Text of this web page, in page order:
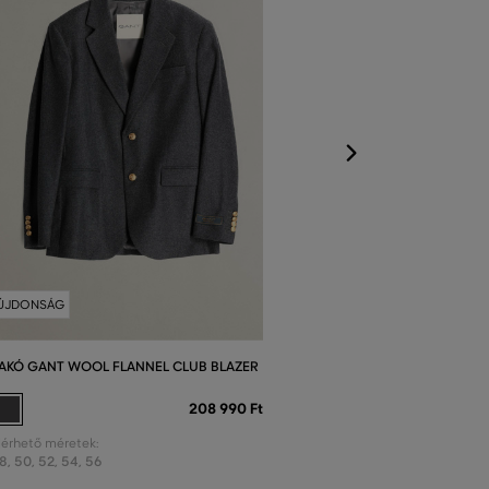
GANT WOOL FLANNEL CLUB BLAZER
208 990 Ft
méretek:
50 52 54 56